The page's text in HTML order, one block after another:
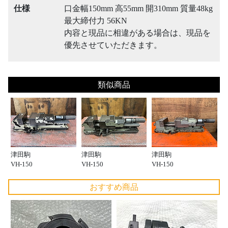
仕様
口金幅150mm 高55mm 開310mm 質量48kg
最大締付力 56KN
内容と現品に相違がある場合は、現品を
優先させていただきます。
類似商品
津田駒
VH-150
津田駒
VH-150
津田駒
VH-150
おすすめ商品